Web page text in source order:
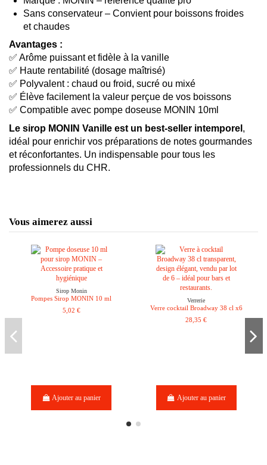
Sans conservateur – Convient pour boissons froides
et chaudes
Avantages :
✅ Arôme puissant et fidèle à la vanille
✅ Haute rentabilité (dosage maîtrisé)
✅ Polyvalent : chaud ou froid, sucré ou mixé
✅ Élève facilement la valeur perçue de vos boissons
✅ Compatible avec pompe doseuse MONIN 10ml
Le sirop MONIN Vanille est un best-seller intemporel ,
idéal pour enrichir vos préparations de notes gourmandes
et réconfortantes. Un indispensable pour tous les
professionnels du CHR.
Vous aimerez aussi
Sirop Monin
Pompes Sirop MONIN 10 ml
5,02 €
Ajouter au panier
Verrerie
Verre cocktail Broadway 38 cl x6
28,35 €
Ajouter au panier